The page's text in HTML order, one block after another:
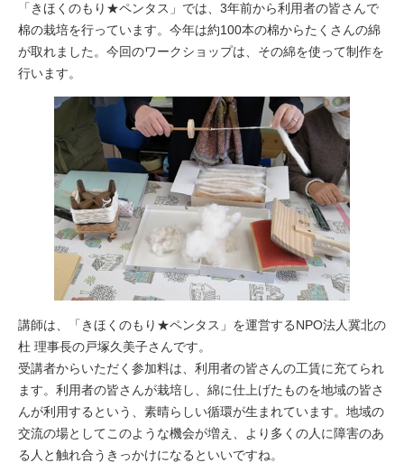
「きほくのもり★ペンタス」では、3年前から利用者の皆さんで
棉の栽培を行っています。今年は約100本の棉からたくさんの綿
が取れました。今回のワークショップは、その綿を使って制作を
行います。
講師は、「きほくのもり★ペンタス」を運営するNPO法人冀北の
杜 理事長の戸塚久美子さんです。
受講者からいただく参加料は、利用者の皆さんの工賃に充てられ
ます。利用者の皆さんが栽培し、綿に仕上げたものを地域の皆さ
んが利用するという、素晴らしい循環が生まれています。地域の
交流の場としてこのような機会が増え、より多くの人に障害のあ
る人と触れ合うきっかけになるといいですね。